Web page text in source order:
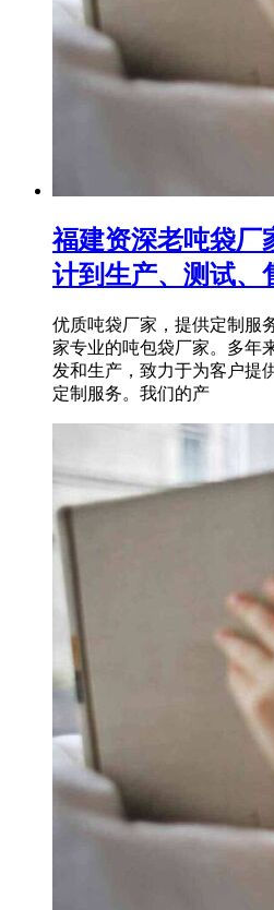
福建资深老吨袋厂
计到生产、测试、
优质吨袋厂家，提供定制服
家专业的吨包袋厂家。多年
发和生产，致力于为客户提
定制服务。我们的产